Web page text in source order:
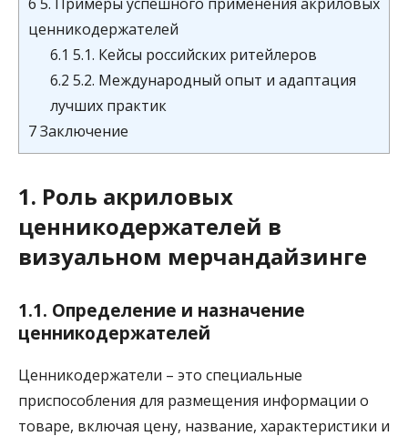
ценникодержателей
6.1 5.1. Кейсы российских ритейлеров
6.2 5.2. Международный опыт и адаптация
лучших практик
7Заключение
1. Роль акриловых
ценникодержателей в
визуальном мерчандайзинге
1.1. Определение и назначение
ценникодержателей
Ценникодержатели – это специальные
приспособления для размещения информации о
товаре, включая цену, название, характеристики и